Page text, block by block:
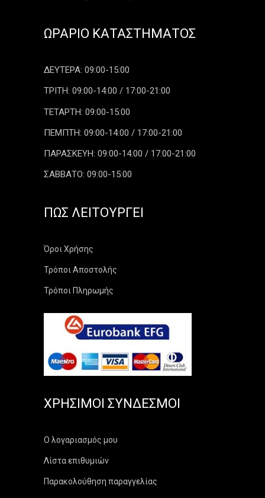
ΩΡΆΡΙΟ ΚΑΤΑΣΤΉΜΑΤΟΣ
ΔΕΥΤΕΡΑ: 09:00-15:00
ΤΡΙΤΗ: 09:00-14:00 / 17:00-21:00
ΤΕΤΑΡΤΗ: 09:00-15:00
ΠΕΜΠΤΗ: 09:00-14:00 / 17:00-21:00
ΠΑΡΑΣΚΕΥΗ: 09:00-14:00 / 17:00-21:00
ΣΑΒΒΑΤΟ: 09:00-15:00
ΠΏΣ ΛΕΙΤΟΥΡΓΕΊ
Όροι Χρήσης
Τρόποι Αποστολής
Τρόποι Πληρωμής
ΧΡΉΣΙΜΟΙ ΣΎΝΔΕΣΜΟΙ
Ο λογαριασμός μου
Λίστα επιθυμιών
Παρακολούθηση παραγγελίας